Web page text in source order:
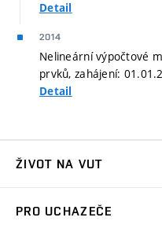
Detail
2014
Nelineární výpočtové
prvků, zahájení:
Detail
ŽIVOT NA VUT
PRO UCHAZEČE